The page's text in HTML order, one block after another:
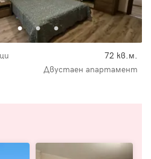
72 кв.м.
Двустаен апартамент